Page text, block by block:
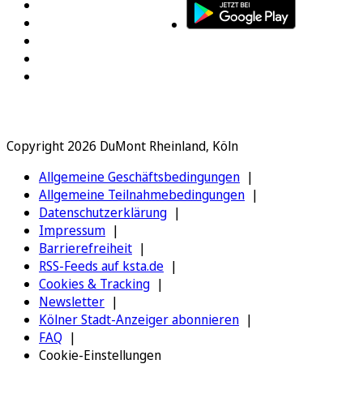
Copyright 2026 DuMont Rheinland, Köln
Allgemeine Geschäftsbedingungen
Allgemeine Teilnahmebedingungen
Datenschutzerklärung
Impressum
Barrierefreiheit
RSS-Feeds auf ksta.de
Cookies & Tracking
Newsletter
Kölner Stadt-Anzeiger abonnieren
FAQ
Cookie-Einstellungen